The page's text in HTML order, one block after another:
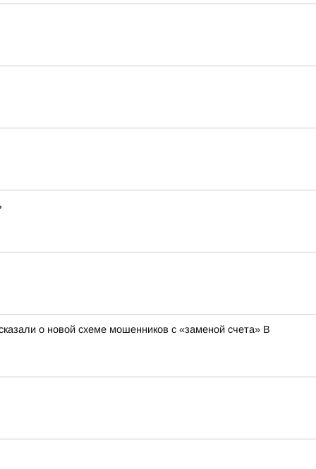
о новой схеме мошенников с «заменой счета» В